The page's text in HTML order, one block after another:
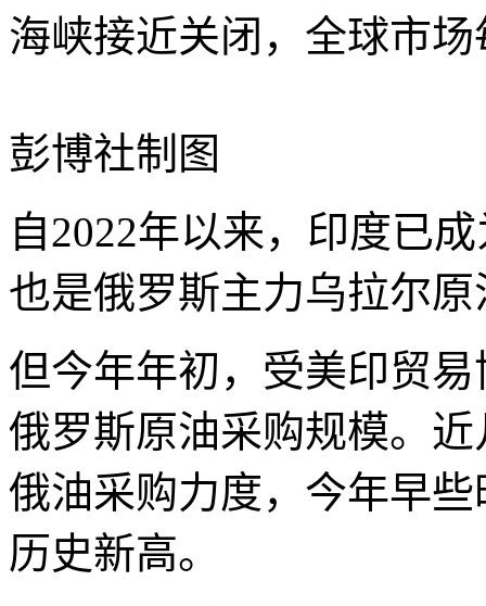
海峡接近关闭，全球市
彭博社制图
自2022年以来，印度已
也是俄罗斯主力乌拉尔
但今年年初，受美印贸
俄罗斯原油采购规模。
俄油采购力度，今年早
历史新高。